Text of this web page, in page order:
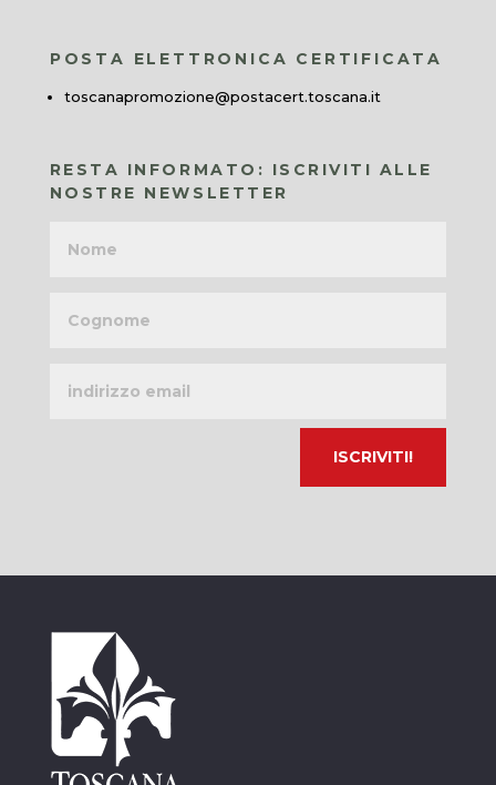
POSTA ELETTRONICA CERTIFICATA
toscanapromozione@postacert.toscana.it
RESTA INFORMATO: ISCRIVITI ALLE
NOSTRE NEWSLETTER
email